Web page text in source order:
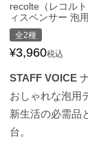
recolte（レコル
ィスペンサー 泡用
全2種
¥3,960税込
STAFF VOICE
おしゃれな泡用
新生活の必需品
台。